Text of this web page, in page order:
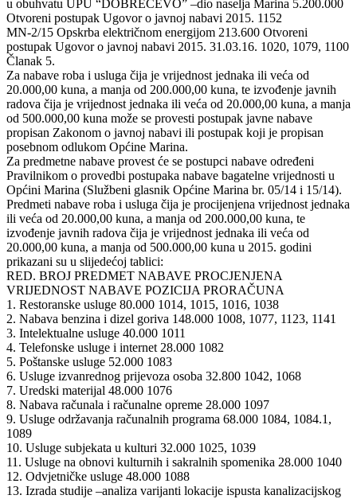
u obuhvatu UPU “DOBREČEVO” –dio naselja Marina 5.200.000
Otvoreni postupak Ugovor o javnoj nabavi 2015. 1152
MN-2/15 Opskrba električnom energijom 213.600 Otvoreni
postupak Ugovor o javnoj nabavi 2015. 31.03.16. 1020, 1079, 1100
Članak 5.
Za nabave roba i usluga čija je vrijednost jednaka ili veća od
20.000,00 kuna, a manja od 200.000,00 kuna, te izvođenje javnih
radova čija je vrijednost jednaka ili veća od 20.000,00 kuna, a manja
od 500.000,00 kuna može se provesti postupak javne nabave
propisan Zakonom o javnoj nabavi ili postupak koji je propisan
posebnom odlukom Općine Marina.
Za predmetne nabave provest će se postupci nabave određeni
Pravilnikom o provedbi postupaka nabave bagatelne vrijednosti u
Općini Marina (Službeni glasnik Općine Marina br. 05/14 i 15/14).
Predmeti nabave roba i usluga čija je procijenjena vrijednost jednaka
ili veća od 20.000,00 kuna, a manja od 200.000,00 kuna, te
izvođenje javnih radova čija je vrijednost jednaka ili veća od
20.000,00 kuna, a manja od 500.000,00 kuna u 2015. godini
prikazani su u slijedećoj tablici:
RED. BROJ PREDMET NABAVE PROCJENJENA
VRIJEDNOST NABAVE POZICIJA PRORAČUNA
1. Restoranske usluge 80.000 1014, 1015, 1016, 1038
2. Nabava benzina i dizel goriva 148.000 1008, 1077, 1123, 1141
3. Intelektualne usluge 40.000 1011
4. Telefonske usluge i internet 28.000 1082
5. Poštanske usluge 52.000 1083
6. Usluge izvanrednog prijevoza osoba 32.800 1042, 1068
7. Uredski materijal 48.000 1076
8. Nabava računala i računalne opreme 28.000 1097
9. Usluge održavanja računalnih programa 68.000 1084, 1084.1,
1089
10. Usluge subjekata u kulturi 32.000 1025, 1039
11. Usluge na obnovi kulturnih i sakralnih spomenika 28.000 1040
12. Odvjetničke usluge 48.000 1088
13. Izrada studije –analiza varijanti lokacije ispusta kanalizacijskog